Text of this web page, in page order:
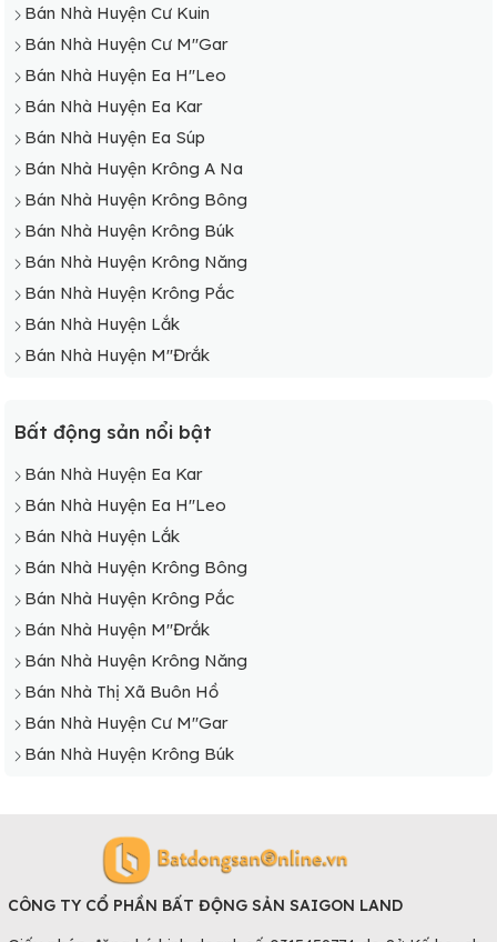
Tuyến đường Hồ Chí Minh và con đường Xuyên Á nối liền
nhiều quốc gia châu Á với nhau chuẩn bị được khởi công
xây dựng sẽ là điểm nhấn ấn tượng nhất. Không chỉ thuận
lợi về mặt di chuyển mà còn thu hút thêm một lượng lớn
khách du lịch đến và trải nghiệm.
Các loại hình bất động sản tại Đắk Lắk
sức hút đến các nhà đầu tư. Trong tương lai không xa Đắk
Lắk sẽ có được những cơ hội đầu tư sinh lời hấp dẫn.
Loại hình khu đô thị
nguyên nhân lớn nhất giúp các dự án khu đô thị tại Đắk Lắk
ra đời. Những khu đô thị không chỉ đáp ứng đủ nơi sống
cho mọi cư dân, mà còn hình thành nên những cụm tiện
ích chất lượng để cư dân có cơ hội trải nghiệm trọn vẹn
cuộc sống hiện đại.
Tại Đắk Lắk có rất nhiều dự án khu đô thị đã và đang
được xây dựng; mang đến đa dạng loại hình sản phẩm như:
KĐT The Sun Ban Mê, KĐT Highlands Park Complex, khu
dân cư Nam Sơn Đắk Lắk, KĐT Buôn Hồ Central Park, KĐT
The Coffee City… Không chỉ là nơi ở mà còn là nơi đầu tư
cho thuê rất hấp dẫn.
Bán Nhà Huyện Cư Kuin
Bán Nhà Huyện Cư M"Gar
Bán Nhà Huyện Ea H"Leo
Bán Nhà Huyện Ea Kar
Bán Nhà Huyện Ea Súp
Bán Nhà Huyện Krông A Na
Bán Nhà Huyện Krông Bông
Bán Nhà Huyện Krông Búk
Bán Nhà Huyện Krông Năng
Bán Nhà Huyện Krông Pắc
Bán Nhà Huyện Lắk
Bán Nhà Huyện M"Đrắk
Bất động sản nổi bật
Bán Nhà Huyện Ea Kar
Bán Nhà Huyện Ea H"Leo
Bán Nhà Huyện Lắk
Bán Nhà Huyện Krông Bông
Bán Nhà Huyện Krông Pắc
Bán Nhà Huyện M"Đrắk
Bán Nhà Huyện Krông Năng
Bán Nhà Thị Xã Buôn Hồ
Bán Nhà Huyện Cư M"Gar
Bán Nhà Huyện Krông Búk
CÔNG TY CỔ PHẦN BẤT ĐỘNG SẢN SAIGON LAND